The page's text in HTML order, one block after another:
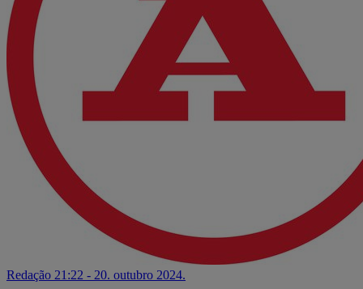
Redação 21:22 - 20. outubro 2024.